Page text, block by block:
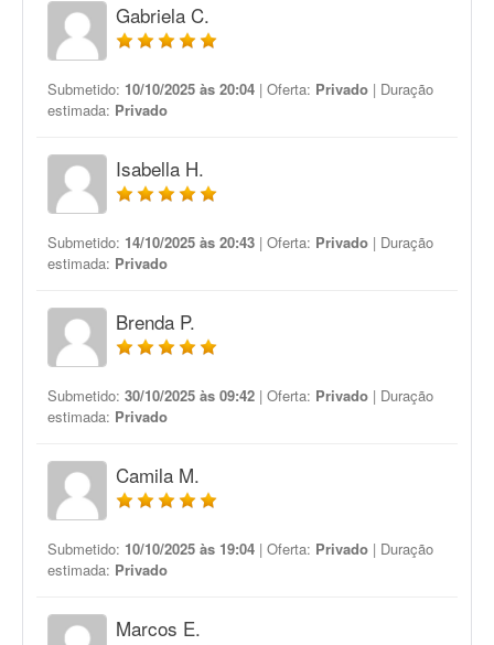
Gabriela C.
Submetido: 10/10/2025 às 20:04 | Oferta: Privado | Duração
estimada: Privado
Isabella H.
Submetido: 14/10/2025 às 20:43 | Oferta: Privado | Duração
estimada: Privado
Brenda P.
Submetido: 30/10/2025 às 09:42 | Oferta: Privado | Duração
estimada: Privado
Camila M.
Submetido: 10/10/2025 às 19:04 | Oferta: Privado | Duração
estimada: Privado
Marcos E.